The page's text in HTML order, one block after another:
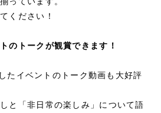
ください！
のトークが観賞できます！
たイベントのトーク動画も大好評
と「非日常の楽しみ」について語